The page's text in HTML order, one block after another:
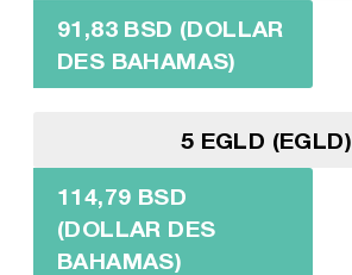
91,83 BSD (DOLLAR
DES BAHAMAS)
5 EGLD (EGLD)
114,79 BSD
(DOLLAR DES
BAHAMAS)